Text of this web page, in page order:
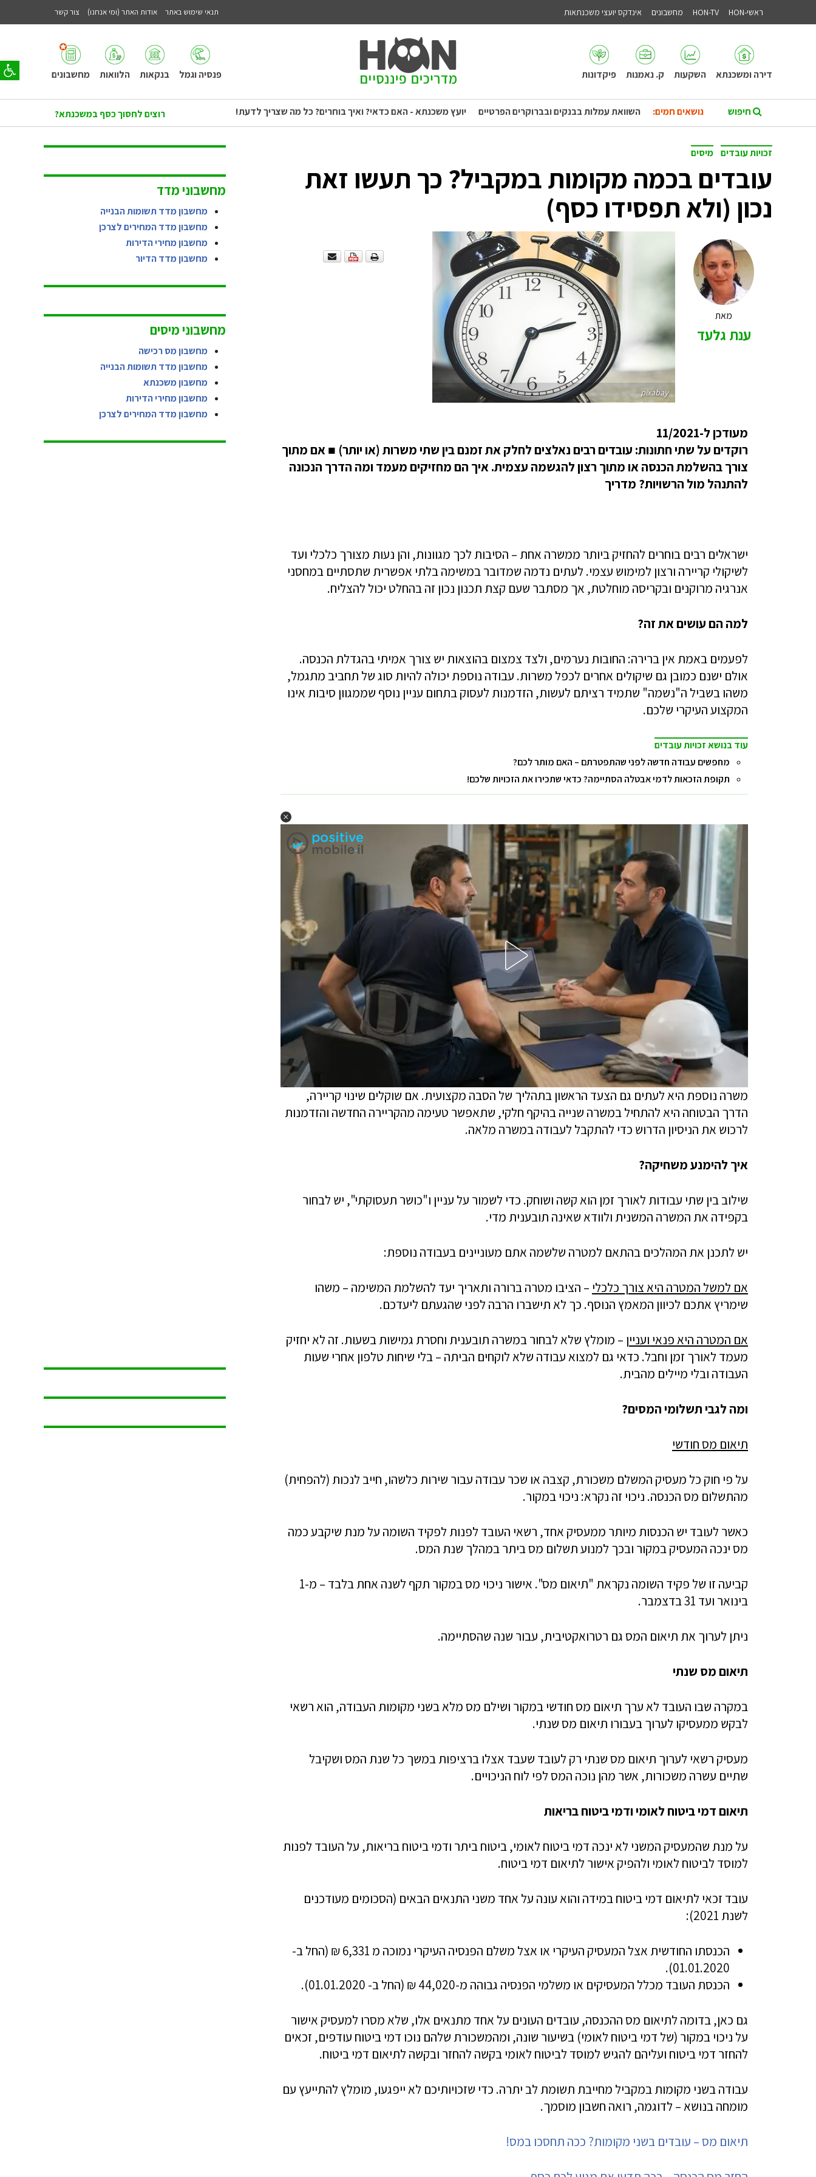
פתח
תנאי שימוש באתר אודות האתר (ומי אנחנו) צור קשר ראשי-HON HON-TV מחשבונים אינדקס יועצי משכנתאות
דירה ומשכנתא השקעות ק. נאמנות פיקדונות פנסיה וגמל בנקאות הלוואות מחשבונים
נושאים חמים: רוצים לחסוך כסף במשכנתא? השוואת עמלות בבנקים ובברוקרים הפרטיים יועץ משכנתא - האם כדאי? ואיך בוחרים? כל מה שצריך לדעת!
זכויות עובדים מיסים
עובדים בכמה מקומות במקביל? כך תעשו זאת
נכון (ולא תפסידו כסף)
מאת
ענת גלעד
pixabay
מעודכן ל-11/2021
רוקדים על שתי חתונות: עובדים רבים נאלצים לחלק את זמנם בין שתי משרות (או יותר) ■ אם מתוך
צורך בהשלמת הכנסה או מתוך רצון להגשמה עצמית.איך הם מחזיקים מעמד ומה הדרך הנכונה
להתנהל מול הרשויות? מדריך
ישראלים רבים בוחרים להחזיק ביותר ממשרה אחת – הסיבות לכך מגוונות, והן נעות מצורך כלכלי ועד
לשיקולי קריירה ורצון למימוש עצמי. לעתים נדמה שמדובר במשימה בלתי אפשרית שתסתיים במחסני
אנרגיה מרוקנים ובקריסה מוחלטת, אך מסתבר שעם קצת תכנון נכון זה בהחלט יכול להצליח.
למה הם עושים את זה?
לפעמים באמת אין ברירה: החובות נערמים, ולצד צמצום בהוצאות יש צורך אמיתי בהגדלת הכנסה.
אולם ישנם כמובן גם שיקולים אחרים לכפל משרות. עבודה נוספת יכולה להיות סוג של תחביב מתגמל,
משהו בשביל ה"נשמה" שתמיד רציתם לעשות, הזדמנות לעסוק בתחום עניין נוסף שממגוון סיבות אינו
המקצוע העיקרי שלכם.
עוד בנושא זכויות עובדים
מחפשים עבודה חדשה לפני שהתפטרתם – האם מותר לכם?
תקופת הזכאות לדמי אבטלה הסתיימה? כדאי שתכירו את הזכויות שלכם!
משרה נוספת היא לעתים גם הצעד הראשון בתהליך של הסבה מקצועית. אם שוקלים שינוי קריירה,
הדרך הבטוחה היא להתחיל במשרה שנייה בהיקף חלקי, שתאפשר טעימה מהקריירה החדשה והזדמנות
לרכוש את הניסיון הדרוש כדי להתקבל לעבודה במשרה מלאה.
איך להימנע משחיקה?
שילוב בין שתי עבודות לאורך זמן הוא קשה ושוחק. כדי לשמור על עניין ו"כושר תעסוקתי", יש לבחור
בקפידה את המשרה המשנית ולוודא שאינה תובענית מדי.
יש לתכנן את המהלכים בהתאם למטרה שלשמה אתם מעוניינים בעבודה נוספת:
אם למשל המטרה היא צורך כלכלי – הציבו מטרה ברורה ותאריך יעד להשלמת המשימה – משהו
שימריץ אתכם לכיוון המאמץ הנוסף. כך לא תישברו הרבה לפני שהגעתם ליעדכם.
אם המטרה היא פנאי ועניין – מומלץ שלא לבחור במשרה תובענית וחסרת גמישות בשעות. זה לא יחזיק
מעמד לאורך זמן וחבל. כדאי גם למצוא עבודה שלא לוקחים הביתה – בלי שיחות טלפון אחרי שעות
העבודה ובלי מיילים מהבית.
ומה לגבי תשלומי המסים?
תיאום מס חודשי
על פי חוק כל מעסיק המשלם משכורת, קצבה או שכר עבודה עבור שירות כלשהו, חייב לנכות (להפחית)
מהתשלום מס הכנסה. ניכוי זה נקרא: ניכוי במקור.
כאשר לעובד יש הכנסות מיותר ממעסיק אחד, רשאי העובד לפנות לפקיד השומה על מנת שיקבע כמה
מס ינכה המעסיק במקור ובכך למנוע תשלום מס ביתר במהלך שנת המס.
קביעה זו של פקיד השומה נקראת "תיאום מס". אישור ניכוי מס במקור תקף לשנה אחת בלבד – מ-1
בינואר ועד 31 בדצמבר.
ניתן לערוך את תיאום המס גם רטרואקטיבית, עבור שנה שהסתיימה.
תיאום מס שנתי
במקרה שבו העובד לא ערך תיאום מס חודשי במקור ושילם מס מלא בשני מקומות העבודה, הוא רשאי
לבקש ממעסיקו לערוך בעבורו תיאום מס שנתי.
מעסיק רשאי לערוך תיאום מס שנתי רק לעובד שעבד אצלו ברציפות במשך כל שנת המס ושקיבל
שתיים עשרה משכורות, אשר מהן נוכה המס לפי לוח הניכויים.
תיאום דמי ביטוח לאומי ודמי ביטוח בריאות
על מנת שהמעסיק המשני לא ינכה דמי ביטוח לאומי, ביטוח ביתר ודמי ביטוח בריאות, על העובד לפנות
למוסד לביטוח לאומי ולהפיק אישור לתיאום דמי ביטוח.
עובד זכאי לתיאום דמי ביטוח במידה והוא עונה על אחד משני התנאים הבאים (הסכומים מעודכנים
לשנת 2021):
הכנסתו החודשית אצל המעסיק העיקרי או אצל משלם הפנסיה העיקרי נמוכה מ 6,331 ₪ (החל ב-
01.01.2020).
הכנסת העובד מכלל המעסיקים או משלמי הפנסיה גבוהה מ-44,020 ₪ (החל ב- 01.01.2020).
גם כאן, בדומה לתיאום מס ההכנסה, עובדים העונים על אחד מתנאים אלו, שלא מסרו למעסיק אישור
על ניכוי במקור (של דמי ביטוח לאומי) בשיעור שונה, ומהמשכורת שלהם נוכו דמי ביטוח עודפים, זכאים
להחזר דמי ביטוח ועליהם להגיש למוסד לביטוח לאומי בקשה להחזר ובקשה לתיאום דמי ביטוח.
עבודה בשני מקומות במקביל מחייבת תשומת לב יתרה. כדי שזכויותיכם לא ייפגעו, מומלץ להתייעץ עם
מומחה בנושא – לדוגמה, רואה חשבון מוסמך.
תיאום מס – עובדים בשני מקומות? ככה תחסכו במס!
מחשבוני מדד
מחשבון מדד תשומות הבנייה
מחשבון מדד המחירים לצרכן
מחשבון מחירי הדירות
מחשבון מדד הדיור
מחשבוני מיסים
מחשבון מס רכישה
מחשבון מדד תשומות הבנייה
מחשבון משכנתא
מחשבון מחירי הדירות
מחשבון מדד המחירים לצרכן